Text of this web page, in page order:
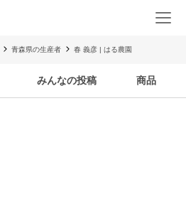
青森県の生産者 春 義彦 | はる農園
みんなの投稿 商品